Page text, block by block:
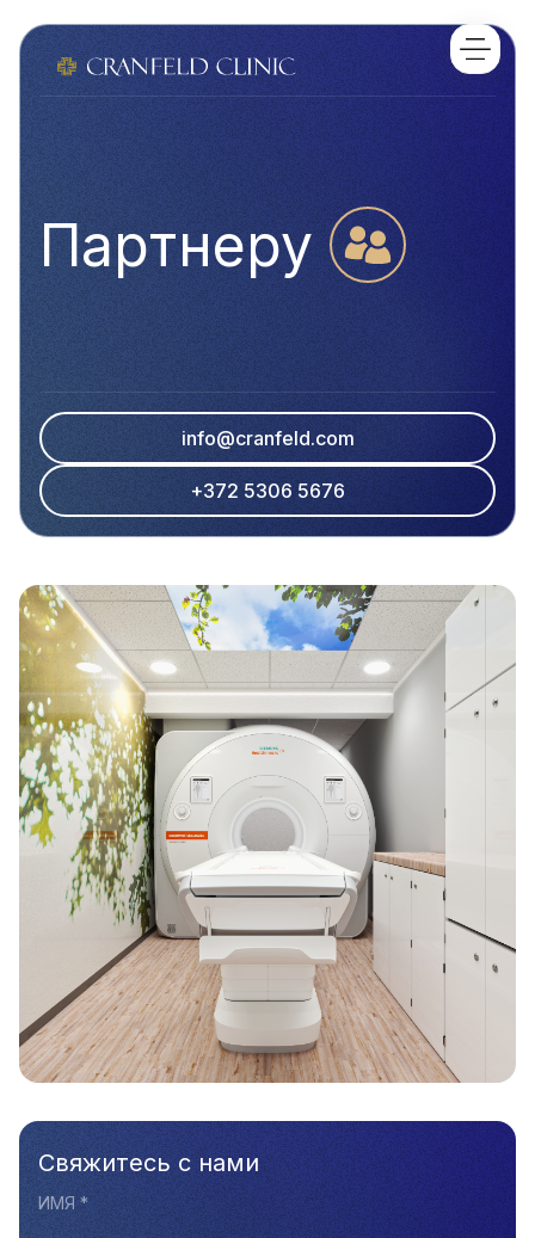
Партнеру
info@cranfeld.com
+372 5306 5676
Свяжитесь с нами
ИМЯ *